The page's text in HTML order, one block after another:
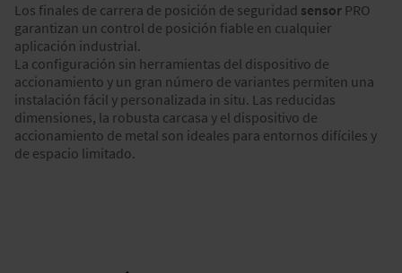
Los finales de carrera de posición de seguridad sensor PRO
garantizan un control de posición fiable en cualquier
aplicación industrial.
La configuración sin herramientas del dispositivo de
accionamiento y un gran número de variantes permiten una
instalación fácil y personalizada in situ. Las reducidas
dimensiones, la robusta carcasa y el dispositivo de
accionamiento de metal son ideales para entornos difíciles y
de espacio limitado.